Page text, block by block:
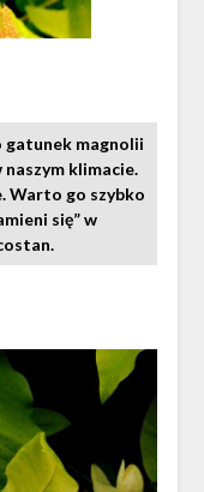
magnolii
klimacie.
Warto go szybko
się” w